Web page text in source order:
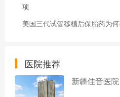
项
美国三代试管移植后保胎药为何
医院推荐
新疆佳音医院